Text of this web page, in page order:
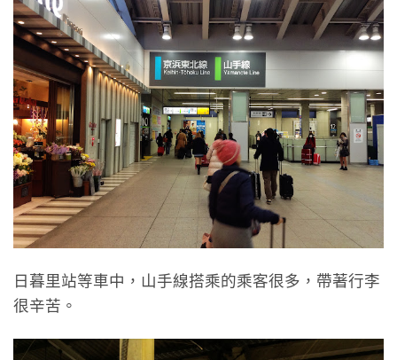
日暮里站等車中，山手線搭乘的乘客很多，帶著行李
很辛苦。